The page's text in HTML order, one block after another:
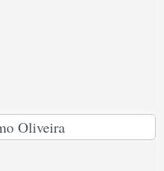
Oliveira